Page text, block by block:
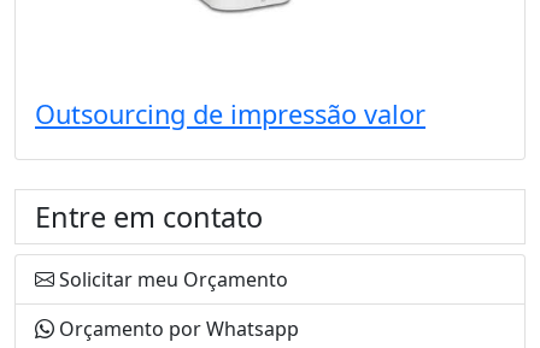
Outsourcing de impressão valor
Entre em contato
Solicitar meu Orçamento
Orçamento por Whatsapp